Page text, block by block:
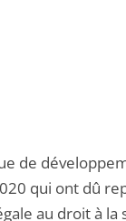
de
qui ont dû
au droit à la